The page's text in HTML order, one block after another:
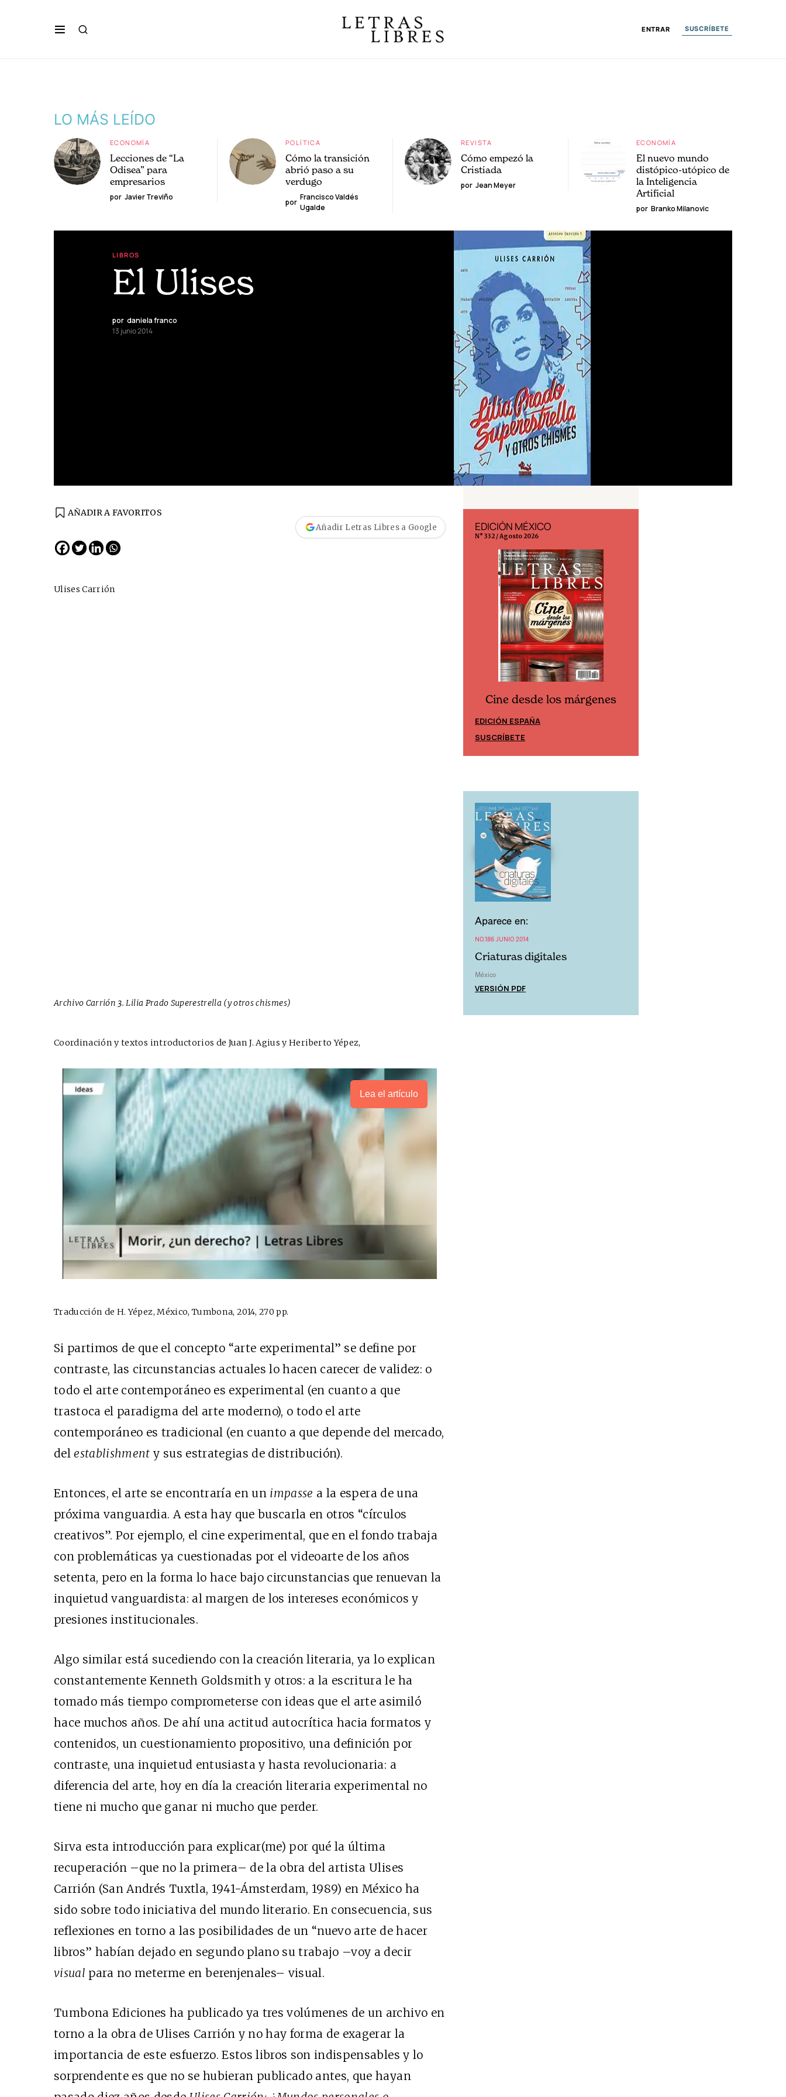
ENTRAR SUSCRÍBETE
LO MÁS LEÍDO
ECONOMÍA
Lecciones de “La
Odisea” para
empresarios
por Javier Treviño
POLÍTICA
Cómo la transición
abrió paso a su
verdugo
por
Francisco Valdés
Ugalde
REVISTA
Cómo empezó la
Cristiada
por Jean Meyer
ECONOMÍA
El nuevo mundo
distópico-utópico de
la Inteligencia
Artificial
por Branko Milanovic
LIBROS
El Ulises
por daniela franco
13 junio 2014
AÑADIR A FAVORITOS
Añadir Letras Libres a Google
Ulises Carrión
Archivo Carrión 3. Lilia Prado Superestrella (y otros chismes)
Coordinación y textos introductorios de Juan J. Agius y Heriberto Yépez,
Lea el artículo
Traducción de H. Yépez, México, Tumbona, 2014, 270 pp.
Si partimos de que el concepto “arte experimental” se define por
contraste, las circunstancias actuales lo hacen carecer de validez: o
todo el arte contemporáneo es experimental (en cuanto a que
trastoca el paradigma del arte moderno), o todo el arte
contemporáneo es tradicional (en cuanto a que depende del mercado,
delestablishment y sus estrategias de distribución).
Entonces, el arte se encontraría en un impasse a la espera de una
próxima vanguardia. A esta hay que buscarla en otros “círculos
creativos”. Por ejemplo, el cine experimental, que en el fondo trabaja
con problemáticas ya cuestionadas por el videoarte de los años
setenta, pero en la forma lo hace bajo circunstancias que renuevan la
inquietud vanguardista: al margen de los intereses económicos y
presiones institucionales.
Algo similar está sucediendo con la creación literaria, ya lo explican
constantemente Kenneth Goldsmith y otros: a la escritura le ha
tomado más tiempo comprometerse con ideas que el arte asimiló
hace muchos años. De ahí una actitud autocrítica hacia formatos y
contenidos, un cuestionamiento propositivo, una definición por
contraste, una inquietud entusiasta y hasta revolucionaria: a
diferencia del arte, hoy en día la creación literaria experimental no
tiene ni mucho que ganar ni mucho que perder.
Sirva esta introducción para explicar(me) por qué la última
recuperación –que no la primera– de la obra del artista Ulises
Carrión (San Andrés Tuxtla, 1941-Ámsterdam, 1989) en México ha
sido sobre todo iniciativa del mundo literario. En consecuencia, sus
reflexiones en torno a las posibilidades de un “nuevo arte de hacer
libros” habían dejado en segundo plano su trabajo –voy a decir
visual para no meterme en berenjenales– visual.
Tumbona Ediciones ha publicado ya tres volúmenes de un archivo en
torno a la obra de Ulises Carrión y no hay forma de exagerar la
importancia de este esfuerzo. Estos libros son indispensables y lo
sorprendente es que no se hubieran publicado antes, que hayan
EDICIÓN ESPAÑA
N° 299 / Agosto 2026
EDICIÓN MÉXICO
N° 332 / Agosto 2026
Cine desde los márgenes
EDICIÓN ESPAÑA
SUSCRÍBETE
Aparece en:
NO.186 JUNIO 2014
Criaturas digitales
México
VERSIÓN PDF